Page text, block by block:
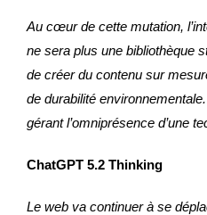
Au cœur de cette mutation,
ne sera plus une bibliothèque
de créer du contenu sur
de durabilité
gérant l’omniprésence d’une
ChatGPT 5.2 Thinking
Le web va continuer à se